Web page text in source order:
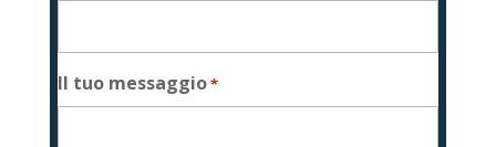
Il tuo messaggio*